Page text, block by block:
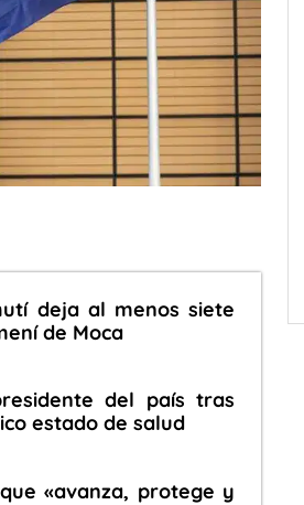
deja al menos siete
de Moca
del país tras
estado de salud
«avanza, protege y